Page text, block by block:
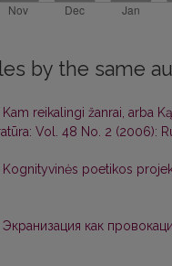
by the same
Kam reikalingi žanrai, arba
Vol. 48 No. 2 (2006):
Kognityvinės poetikos
Экранизация как